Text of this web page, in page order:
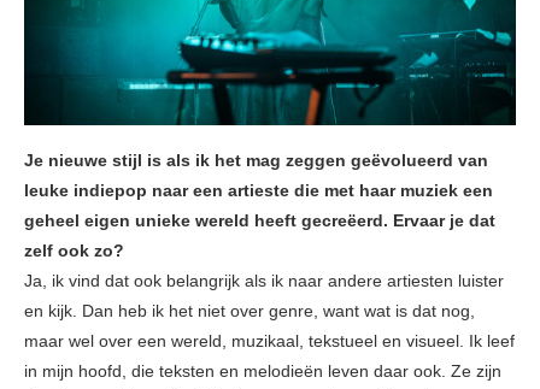
Je nieuwe stijl is als ik het mag zeggen geëvolueerd van
leuke indiepop naar een artieste die met haar muziek een
geheel eigen unieke wereld heeft gecreëerd. Ervaar je dat
zelf ook zo?
Ja, ik vind dat ook belangrijk als ik naar andere artiesten luister
en kijk. Dan heb ik het niet over genre, want wat is dat nog,
maar wel over een wereld, muzikaal, tekstueel en visueel. Ik leef
in mijn hoofd, die teksten en melodieën leven daar ook. Ze zijn